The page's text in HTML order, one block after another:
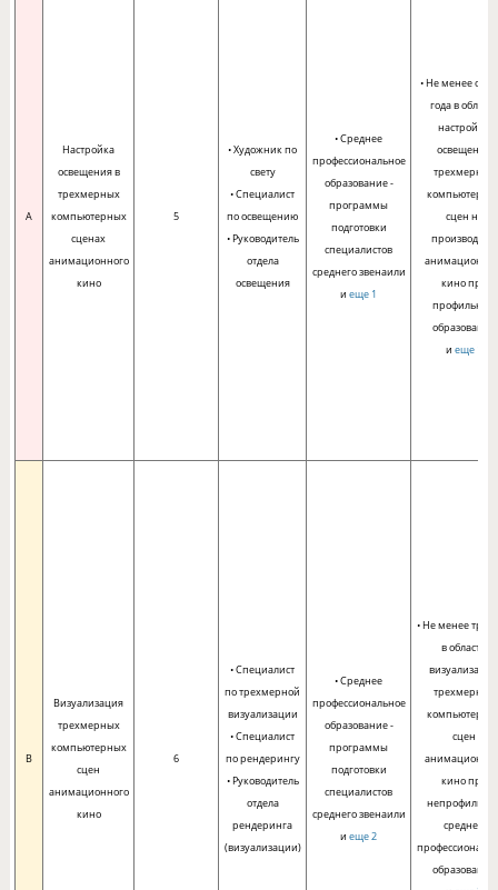
A
Настройка
освещения в
трехмерных
компьютерных
сценах
анимационного
кино
5
• Художник по
свету
• Специалист
по освещению
• Руководитель
отдела
освещения
• Среднее
профессиональное
образование -
программы
подготовки
специалистов
среднего звенаили
иеще 1
• Не менее
года в области
настройки
освещения
трехмерных
сцен на
производстве
кино при
профильном
образовании
иеще 1
B
Визуализация
трехмерных
компьютерных
сцен
анимационного
кино
6
• Специалист
по трехмерной
визуализации
• Специалист
по рендерингу
• Руководитель
отдела
рендеринга
(визуализации)
• Среднее
профессиональное
образование -
программы
подготовки
специалистов
среднего звенаили
иеще 2
• Не менее трех
в области
трехмерных
сцен
кино при
среднем
образовании